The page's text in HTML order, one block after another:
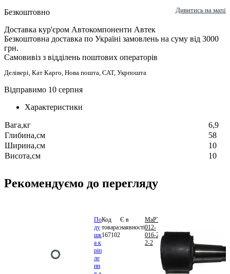
Безкоштовно
Дивитись на мапі
Доставка кур'єром Автокомпоненти Автек
Безкоштовна доставка по Україні замовлень на суму від 3000
грн.
Самовивіз з відділень поштових операторів
Делівері, Кат Карго, Нова пошта, САТ, Укрпошта
Відправимо 10 серпня
Характеристики
Вага,кг
6,9
Глибина,см
58
Ширина,см
10
Висота,см
10
Рекомендуємо до перегляду
По
ду
шк
а к
ріп
ле
нн
Код
товара:
167102
Є в
наявності
МаРТИ
012-
016-25-
2-2
кошик